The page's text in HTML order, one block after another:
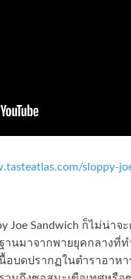
sloppy-
Joe Sandwich ก็ไม่น่า
นมาจากพายยุคกลางที่
อบดปรากฏในตำราอาห